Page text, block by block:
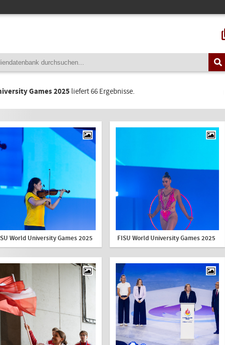
Games 2025 liefert 66 Ergebnisse.
World University Games 2025 FISU World University Games 2025